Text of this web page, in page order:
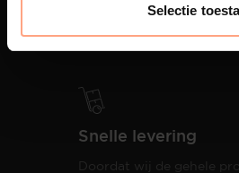
Selectie
oplevering,met als
totale woonbeleving.
Snelle levering
Doordat wij de gehele